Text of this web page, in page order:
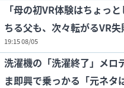
「母の初VR体験はちょっ
ちる父も、次々転がるVR失
19:15 08/05
洗濯機の「洗濯終了」メロ
ま即興で乗っかる「元ネタ